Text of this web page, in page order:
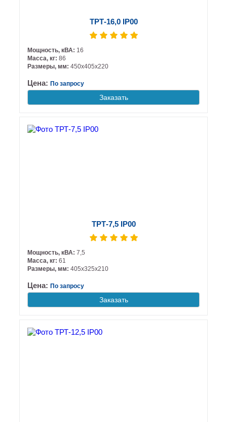
ТРТ-16,0 IP00
Мощность, кВА: 16
Масса, кг: 86
Размеры, мм: 450х405х220
Цена: По запросу
Заказать
ТРТ-7,5 IP00
Мощность, кВА: 7,5
Масса, кг: 61
Размеры, мм: 405х325х210
Цена: По запросу
Заказать